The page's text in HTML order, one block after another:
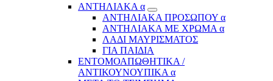
ΑΝΤΗΛΙΑΚΑ α
ΑΝΤΗΛΙΑΚΑ ΠΡΟΣΩΠΟΥ α
ΑΝΤΗΛΙΑΚΑ ΜΕ ΧΡΩΜΑ α
ΛΑΔΙ ΜΑΥΡΙΣΜΑΤΟΣ
ΓΙΑ ΠΑΙΔΙΑ
ΕΝΤΟΜΟΑΠΩΘΗΤΙΚΑ /
ΑΝΤΙΚΟΥΝΟΥΠΙΚΑ α